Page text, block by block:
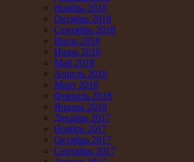
Ноябрь 2018
Октябрь 2018
Сентябрь 2018
Июль 2018
Июнь 2018
Май 2018
Апрель 2018
Март 2018
Февраль 2018
Январь 2018
Декабрь 2017
Ноябрь 2017
Октябрь 2017
Сентябрь 2017